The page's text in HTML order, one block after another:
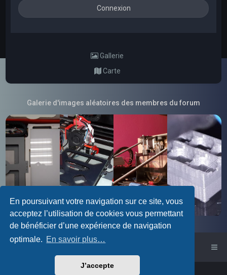
En poursuivant votre navigation sur ce site, vous
acceptez l’utilisation de cookies vous permettant
de bénéficier d’une expérience de navigation
optimale. En savoir plus…
J’accepte
Gallerie
Carte
Galerie d'images aléatoires des membres du forum
phpBB